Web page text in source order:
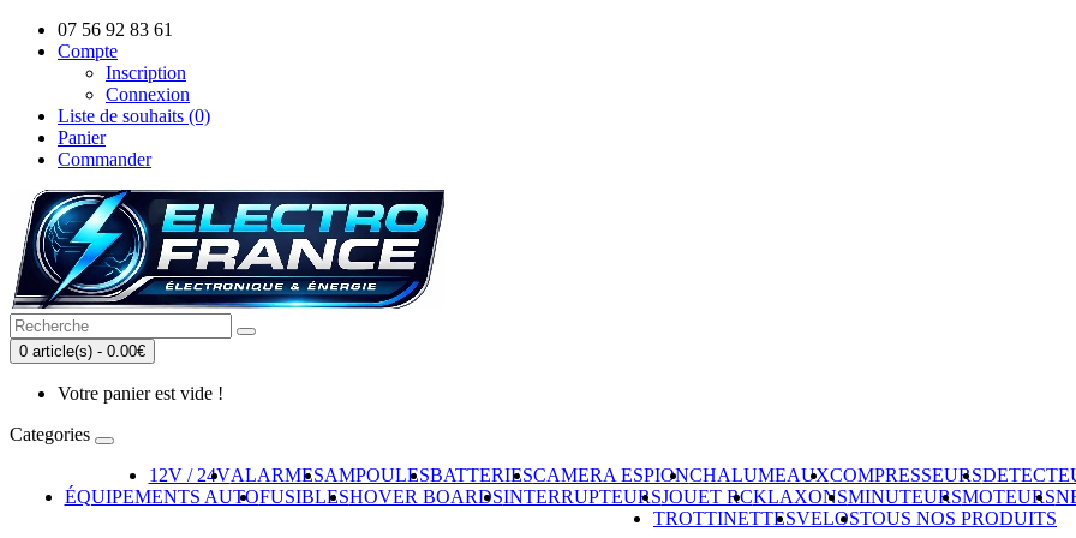
07 56 92 83 61
Compte
Inscription
Connexion
Liste de souhaits (0)
Panier
Commander
0 article(s) - 0.00€
Votre panier est vide !
Categories
12V / 24VALARMESAMPOULESBATTERIESCAMERA ESPIONCHALUMEAUXCOMPRESSEURS
ÉQUIPEMENTS AUTOFUSIBLESHOVER BOARDSINTERRUPTEURSJOUET RCKLAXONSMINUTEURSMOTEURS
TROTTINETTESVELOSTOUS NOS PRODUITS